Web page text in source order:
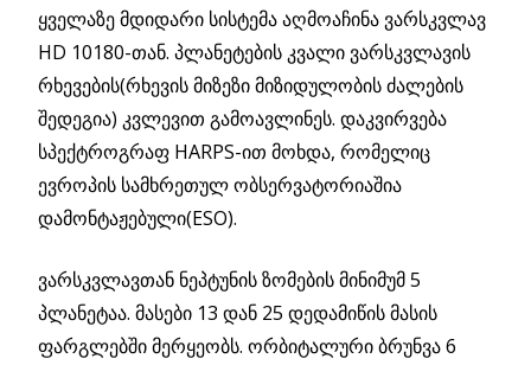
ყველაზე მდიდარი სისტემა აღმოაჩინა ვარსკვლავ
HD 10180-თან. პლანეტების კვალი ვარსკვლავის
რხევების(რხევის მიზეზი მიზიდულობის ძალების
შედეგია) კვლევით გამოავლინეს. დაკვირვება
სპექტროგრაფ HARPS-ით მოხდა, რომელიც
ევროპის სამხრეთულ ობსერვატორიაშია
დამონტაჟებული(ESO).
ვარსკვლავთან ნეპტუნის ზომების მინიმუმ 5
პლანეტაა. მასები 13 დან 25 დედამიწის მასის
ფარგლებში მერყეობს. ორბიტალური ბრუნვა 6